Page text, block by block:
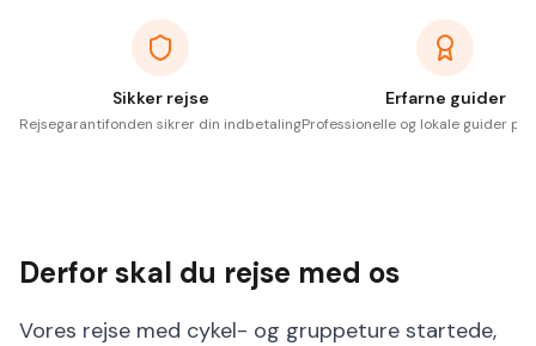
Sikker rejse
Rejsegarantifonden sikrer din indbetaling
Erfarne guider
Professionelle og lokale guider på
Derfor skal du rejse med os
Vores rejse med cykel- og gruppeture startede,